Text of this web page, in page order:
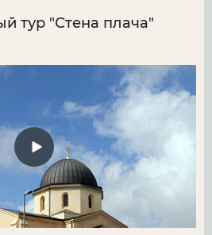
тур "Стена плача"